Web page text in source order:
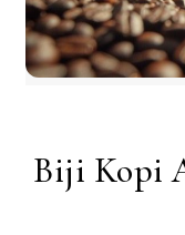
Biji Kopi